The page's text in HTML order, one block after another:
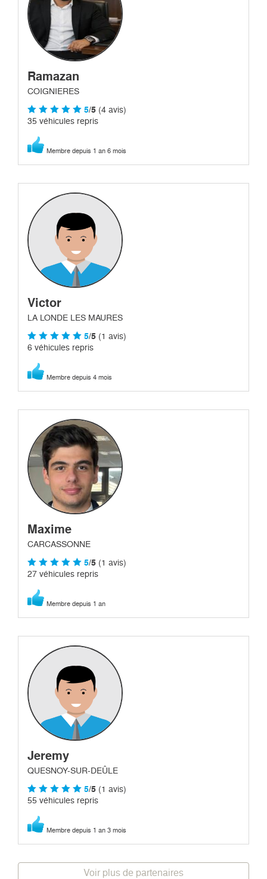
Ramazan
COIGNIERES
5/5 (4 avis)
35 véhicules repris
Membre depuis 1 an 6 mois
Victor
LA LONDE LES MAURES
5/5 (1 avis)
6 véhicules repris
Membre depuis 4 mois
Maxime
CARCASSONNE
5/5 (1 avis)
27 véhicules repris
Membre depuis 1 an
Jeremy
QUESNOY-SUR-DEÛLE
5/5 (1 avis)
55 véhicules repris
Membre depuis 1 an 3 mois
Voir plus de partenaires